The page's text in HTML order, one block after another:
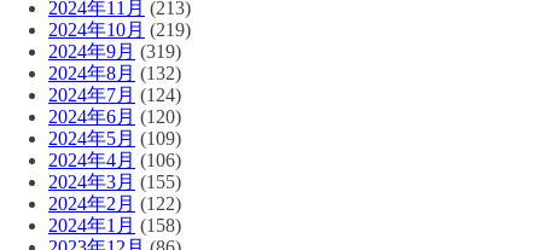
2024年11月 (213)
2024年10月 (219)
2024年9月 (319)
2024年8月 (132)
2024年7月 (124)
2024年6月 (120)
2024年5月 (109)
2024年4月 (106)
2024年3月 (155)
2024年2月 (122)
2024年1月 (158)